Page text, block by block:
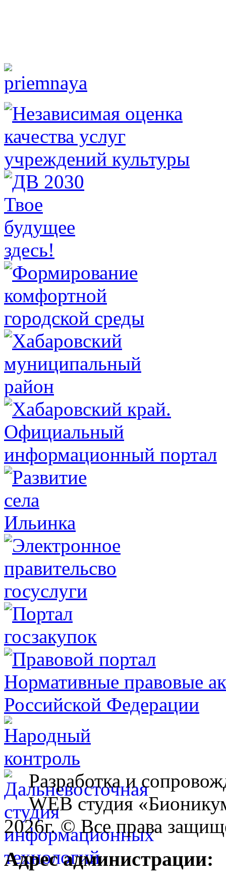
Разработка и
WEB студия
2026г. © Все права
Адрес администрации: